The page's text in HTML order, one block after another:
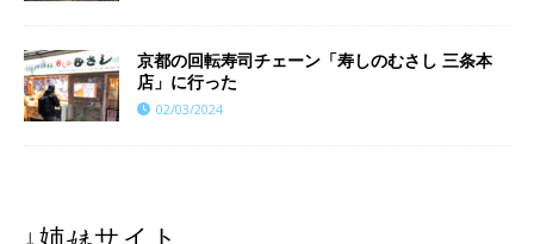
京都の回転寿司チェーン「寿しのむさし 三条本
店」に行った
02/03/2024
↓姉妹サイト